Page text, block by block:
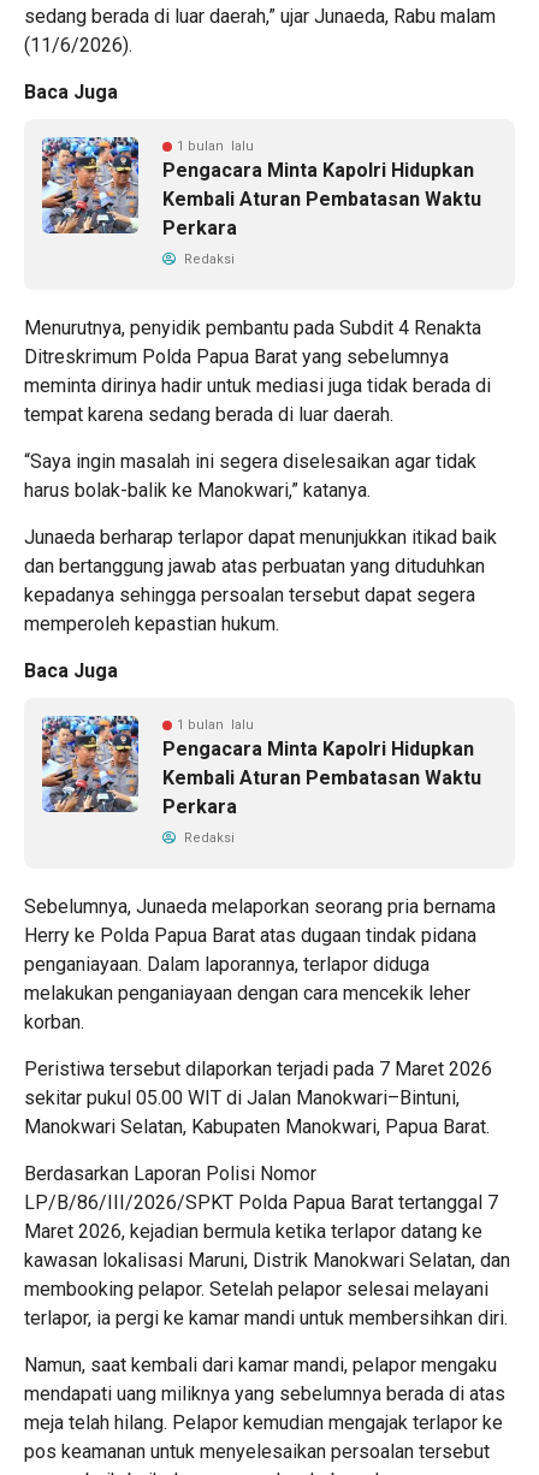
sedang berada di luar daerah,” ujar Junaeda, Rabu malam
(11/6/2026).
Baca Juga
1 bulan lalu
Pengacara Minta Kapolri Hidupkan
Kembali Aturan Pembatasan Waktu
Perkara
Redaksi
Menurutnya, penyidik pembantu pada Subdit 4 Renakta
Ditreskrimum Polda Papua Barat yang sebelumnya
meminta dirinya hadir untuk mediasi juga tidak berada di
tempat karena sedang berada di luar daerah.
“Saya ingin masalah ini segera diselesaikan agar tidak
harus bolak-balik ke Manokwari,” katanya.
Junaeda berharap terlapor dapat menunjukkan itikad baik
dan bertanggung jawab atas perbuatan yang dituduhkan
kepadanya sehingga persoalan tersebut dapat segera
memperoleh kepastian hukum.
Baca Juga
1 bulan lalu
Pengacara Minta Kapolri Hidupkan
Kembali Aturan Pembatasan Waktu
Perkara
Redaksi
Sebelumnya, Junaeda melaporkan seorang pria bernama
Herry ke Polda Papua Barat atas dugaan tindak pidana
penganiayaan. Dalam laporannya, terlapor diduga
melakukan penganiayaan dengan cara mencekik leher
korban.
Peristiwa tersebut dilaporkan terjadi pada 7 Maret 2026
sekitar pukul 05.00 WIT di Jalan Manokwari–Bintuni,
Manokwari Selatan, Kabupaten Manokwari, Papua Barat.
Berdasarkan Laporan Polisi Nomor
LP/B/86/III/2026/SPKT Polda Papua Barat tertanggal 7
Maret 2026, kejadian bermula ketika terlapor datang ke
kawasan lokalisasi Maruni, Distrik Manokwari Selatan, dan
membooking pelapor. Setelah pelapor selesai melayani
terlapor, ia pergi ke kamar mandi untuk membersihkan diri.
Namun, saat kembali dari kamar mandi, pelapor mengaku
mendapati uang miliknya yang sebelumnya berada di atas
meja telah hilang. Pelapor kemudian mengajak terlapor ke
pos keamanan untuk menyelesaikan persoalan tersebut